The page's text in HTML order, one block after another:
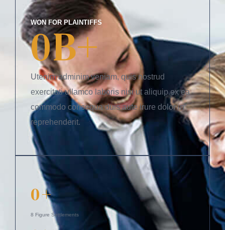
WON FOR PLAINTIFFS
0B+
Utenim adminim veniam, quis nostrud
exercitati ullamco laboris nisi ut aliquip ex ea
commodo consequa duis aute irure dolor in
reprehenderit.
0+
8 Figure Settlements